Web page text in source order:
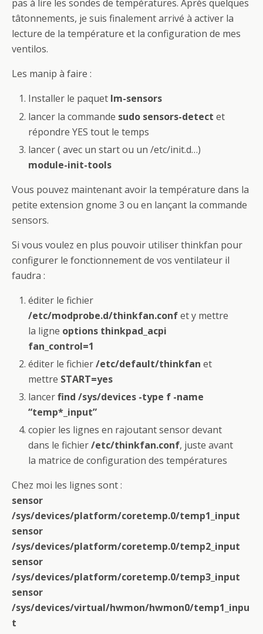
pas à lire les sondes de températures. Après quelques
tâtonnements, je suis finalement arrivé à activer la
lecture de la température et la configuration de mes
ventilos.
Les manip à faire :
Installer le paquet lm-sensors
lancer la commande sudo sensors-detect et
répondre YES tout le temps
lancer ( avec un start ou un /etc/init.d…)
module-init-tools
Vous pouvez maintenant avoir la température dans la
petite extension gnome 3 ou en lançant la commande
sensors.
Si vous voulez en plus pouvoir utiliser thinkfan pour
configurer le fonctionnement de vos ventilateur il
faudra :
éditer le fichier
/etc/modprobe.d/thinkfan.confet y mettre
la ligne options thinkpad_acpi
fan_control=1
éditer le fichier/etc/default/thinkfan et
mettre START=yes
lancerfind /sys/devices -type f -name
“temp*_input”
copier les lignes en rajoutant sensor devant
dans le fichier/etc/thinkfan.conf, juste avant
la matrice de configuration des températures
Chez moi les lignes sont :
sensor
/sys/devices/platform/coretemp.0/temp1_input
sensor
/sys/devices/platform/coretemp.0/temp2_input
sensor
/sys/devices/platform/coretemp.0/temp3_input
sensor
/sys/devices/virtual/hwmon/hwmon0/temp1_inpu
t